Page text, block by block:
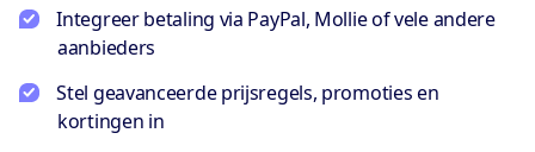
Integreer betaling via PayPal, Mollie of vele andere
aanbieders
Stel geavanceerde prijsregels, promoties en
kortingen in